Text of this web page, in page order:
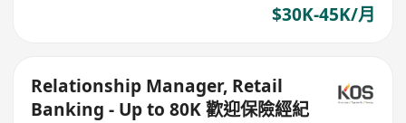
$30K-45K/月
Relationship Manager, Retail
Banking - Up to 80K 歡迎保險經紀